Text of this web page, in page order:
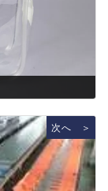
次へ ＞